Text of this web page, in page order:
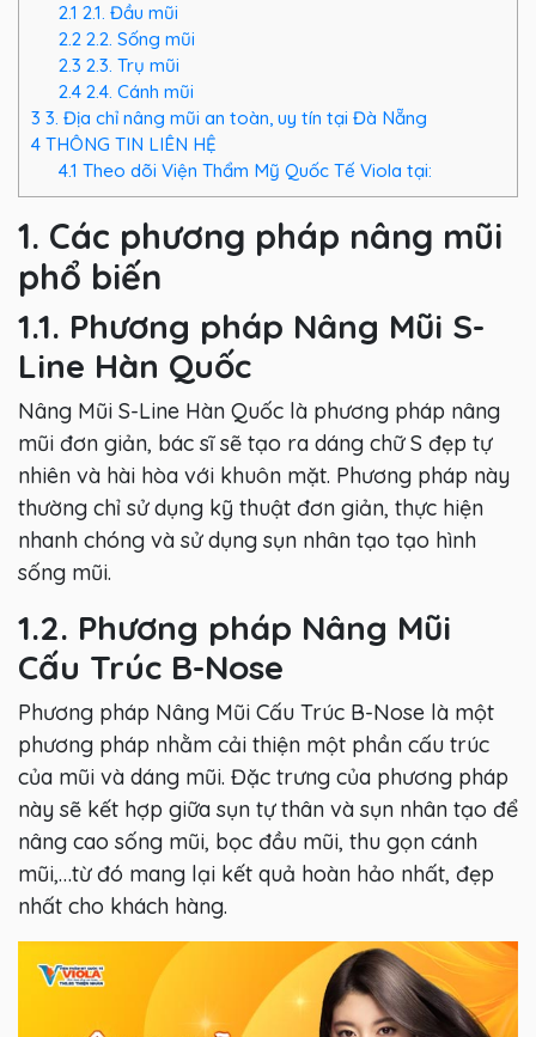
2.1 2.1. Đầu mũi
2.22.2. Sống mũi
2.3 2.3. Trụ mũi
2.42.4. Cánh mũi
3 3. Địa chỉ nâng mũi an toàn, uy tín tại Đà Nẵng
4 THÔNG TIN LIÊN HỆ
4.1 Theo dõi Viện Thẩm Mỹ Quốc Tế Viola tại:
1. Các phương pháp nâng mũi
phổ biến
1.1. Phương pháp Nâng Mũi S-
Line Hàn Quốc
Nâng Mũi S-Line Hàn Quốc là phương pháp nâng
mũi đơn giản, bác sĩ sẽ tạo ra dáng chữ S đẹp tự
nhiên và hài hòa với khuôn mặt. Phương pháp này
thường chỉ sử dụng kỹ thuật đơn giản, thực hiện
nhanh chóng và sử dụng sụn nhân tạo tạo hình
sống mũi.
1.2. Phương pháp Nâng Mũi
Cấu Trúc B-Nose
Phương pháp Nâng Mũi Cấu Trúc B-Nose là một
phương pháp nhằm cải thiện một phần cấu trúc
của mũi và dáng mũi. Đặc trưng của phương pháp
này sẽ kết hợp giữa sụn tự thân và sụn nhân tạo để
nâng cao sống mũi, bọc đầu mũi, thu gọn cánh
mũi,…từ đó mang lại kết quả hoàn hảo nhất, đẹp
nhất cho khách hàng.